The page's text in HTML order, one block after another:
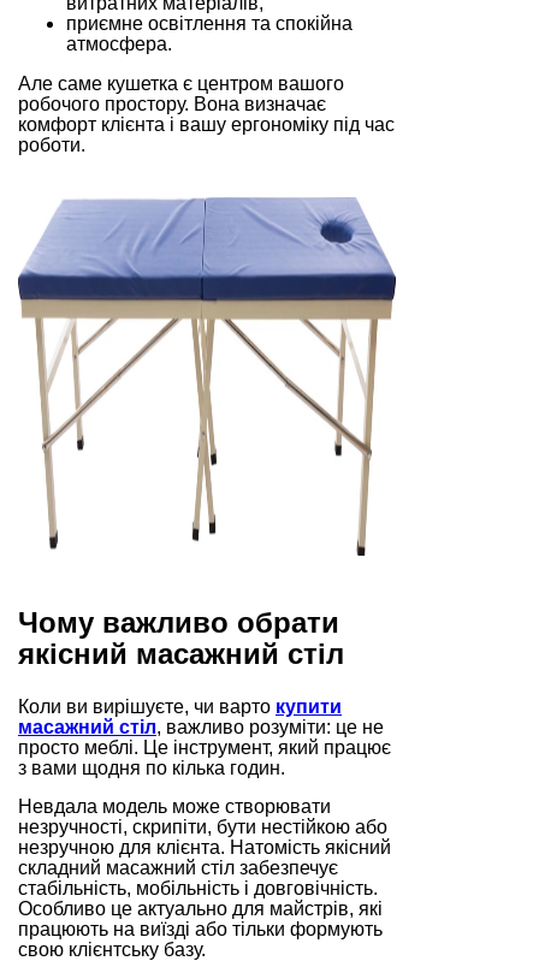
приємне освітлення та спокійна
атмосфера.
Але саме кушетка є центром вашого
робочого простору. Вона визначає
комфорт клієнта і вашу ергономіку під час
роботи.
Чому важливо обрати
якісний масажний стіл
Коли ви вирішуєте, чи варто купити
масажний стіл, важливо розуміти: це не
просто меблі. Це інструмент, який працює
з вами щодня по кілька годин.
Невдала модель може створювати
незручності, скрипіти, бути нестійкою або
незручною для клієнта. Натомість якісний
складний масажний стіл забезпечує
стабільність, мобільність і довговічність.
Особливо це актуально для майстрів, які
працюють на виїзді або тільки формують
свою клієнтську базу.